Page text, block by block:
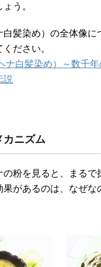
う。
白髪染め）の全体像に
ださい。
ナ白髪染め）～数千
説
カニズム
の粉を見ると、まるで
があるのは、なぜな